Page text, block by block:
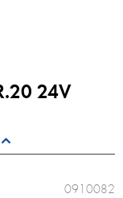
24V
0910082